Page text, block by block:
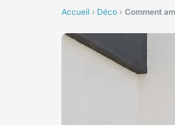
Accueil › Déco › Comment